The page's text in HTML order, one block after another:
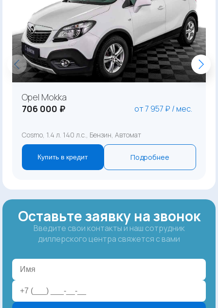
Opel Mokka
706 000 ₽
от 7 957 ₽ / мес.
Cosmo, 1.4 л. 140 л.с., Бензин, Автомат
Купить в кредит Подробнее
Оставьте заявку на звонок
Введите свои контакты и наш сотрудник
диллерского центра свяжется с вами